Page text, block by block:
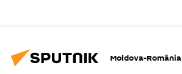
Moldova-România